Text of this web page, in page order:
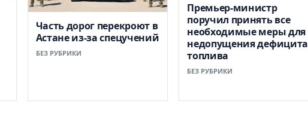
Часть дорог перекроют в
Астане из-за спецучений
БЕЗ РУБРИКИ
Премьер-министр
поручил принять все
необходимые меры для
недопущения дефицита
топлива
БЕЗ РУБРИКИ